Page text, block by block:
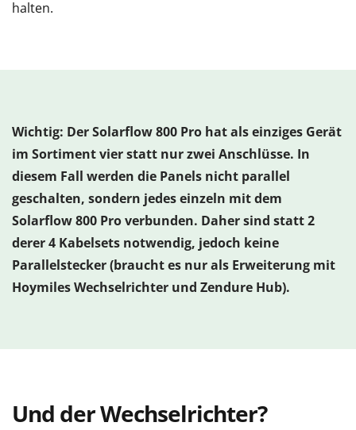
halten.
Wichtig: Der Solarflow 800 Pro hat als einziges Gerät
im Sortiment vier statt nur zwei Anschlüsse. In
diesem Fall werden die Panels nicht parallel
geschalten, sondern jedes einzeln mit dem
Solarflow 800 Pro verbunden. Daher sind statt 2
derer 4 Kabelsets notwendig, jedoch keine
Parallelstecker (braucht es nur als Erweiterung mit
Hoymiles Wechselrichter und Zendure Hub).
Und der Wechselrichter?